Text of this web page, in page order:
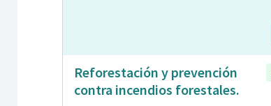
Reforestación y prevención
contra incendios forestales.